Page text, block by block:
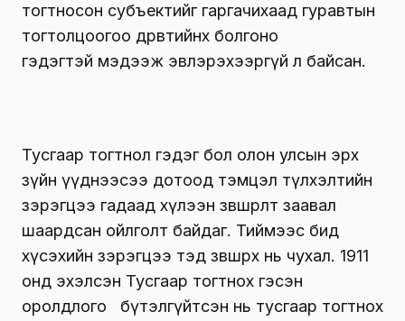
тогтносон субъектийг гаргачихаад гуравтын
тогтолцоогоо дөрөвтийнх болгоно
гэдэгтэй мэдээж эвлэрэхээргүй л байсан.
Тусгаар тогтнол гэдэг бол олон улсын эрх
зүйн үүднээсээ дотоод тэмцэл түлхэлтийн
зэрэгцээ гадаад хүлээн зөвшөөрөлт заавал
шаардсан ойлголт байдаг. Тиймээс бид
хүсэхийн зэрэгцээ тэд зөвшөөрөх нь чухал. 1911
онд эхэлсэн Тусгаар тогтнох гэсэн
оролдлого бүтэлгүйтсэн нь тусгаар тогтнох